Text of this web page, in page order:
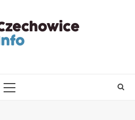
PRIMARY